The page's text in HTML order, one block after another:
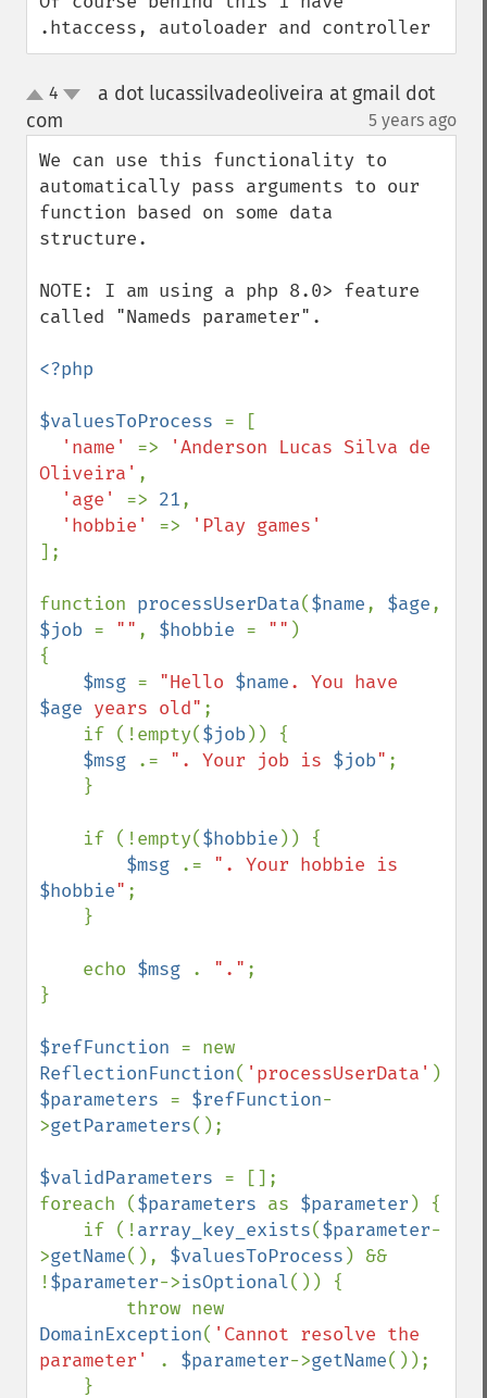
.htaccess, autoloader and controller
up4
a dot lucassilvadeoliveira at gmail dot
com
5 years ago
We can use this functionality to
automatically pass arguments to our
function based on some data
structure.
NOTE: I am using a php 8.0> feature
called "Nameds parameter".
<?php
$valuesToProcess = [
'name' =>
'Anderson Lucas Silva de
Oliveira' ,
'age' => 21,
'hobbie' =>
];
function processUserData($name, $age
$job = "" , $hobbie = "" )
{
$msg = "Hello $name
$age years old" ;
    if (!empty(
$job)) {
$msg
.= ". Your job is $job" ;
    if (!empty(
$hobbie )) {
$msg
.=
$hobbie" ;
    echo
$msg . "." ;
}
$refFunction
ReflectionFunction( 'processUserData'
$parameters = $refFunction-
>getParameters();
$validParameters = [];
foreach ($parameters as $parameter ) {
    if (!
array_key_exists($parameter-
>getName(), $valuesToProcess ) &&
!$parameter->isOptional()) {
DomainException( 'Cannot resolve the
parameter'
. $parameter->getName());